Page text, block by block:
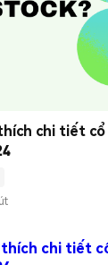
chi tiết
thích chi tiết